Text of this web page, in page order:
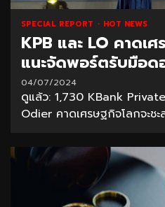
SPECIAL REPORT HOT NEWS
KPB และ LO คาดเ
แนะจัดพอร์ตรับมือด
04/07/2024
ดูแล้ว: 1,730 KBank
Odier คาดเศรษฐกิจโลกจะชะ